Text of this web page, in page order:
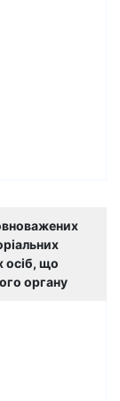
осіб, що
органу